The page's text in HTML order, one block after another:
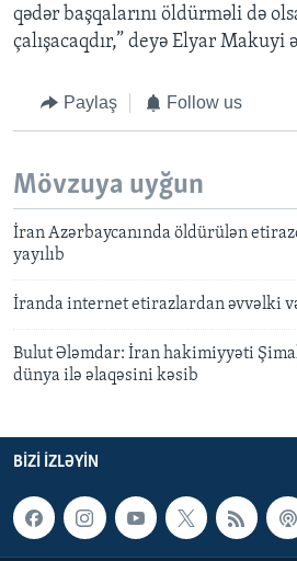
qədər başqalarını öldürməli də
çalışacaqdır,” deyə Elyar Makuyi
Paylaş Follow us
Mövzuya uyğun
İran Azərbaycanında öldürülən
yayılıb
İranda internet etirazlardan əvvəlki
Bulut Ələmdar: İran hakimiyyəti
dünya ilə əlaqəsini kəsib
BIZI IZLƏYIN